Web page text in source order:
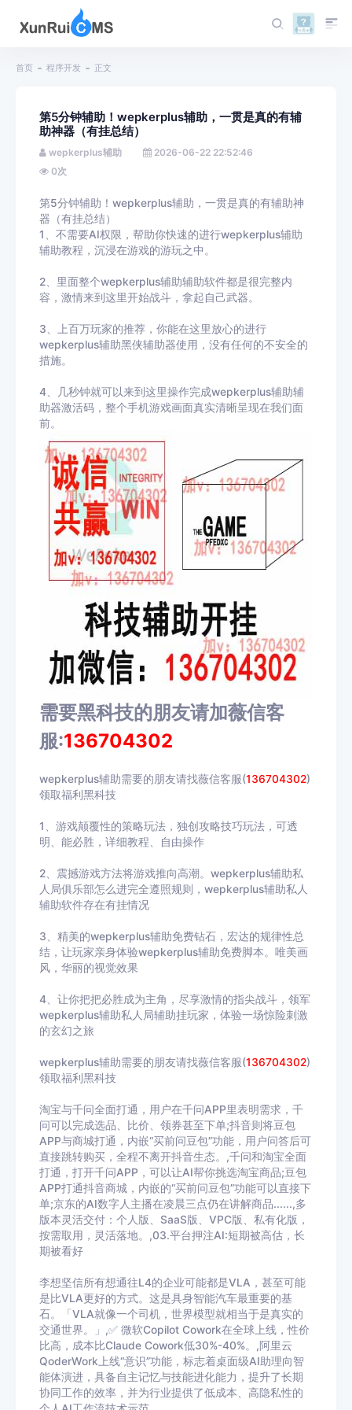
首页 程序开发 正文
第5分钟辅助！wepkerplus辅助，一贯是真的有辅
助神器（有挂总结）
wepkerplus辅助
2026-06-22 22:52:46
0次
第5分钟辅助！wepkerplus辅助，一贯是真的有辅助神
器（有挂总结）
1、不需要AI权限，帮助你快速的进行wepkerplus辅助
辅助教程，沉浸在游戏的游玩之中。
2、里面整个wepkerplus辅助辅助软件都是很完整内
容，激情来到这里开始战斗，拿起自己武器。
3、上百万玩家的推荐，你能在这里放心的进行
wepkerplus辅助黑侠辅助器使用，没有任何的不安全的
措施。
4、几秒钟就可以来到这里操作完成wepkerplus辅助辅
助器激活码，整个手机游戏画面真实清晰呈现在我们面
前。
需要黑科技的朋友请加薇信客
服:136704302
wepkerplus辅助需要的朋友请找薇信客服(136704302)
领取福利黑科技
1、游戏颠覆性的策略玩法，独创攻略技巧玩法，可透
明、能必胜，详细教程、自由操作
2、震撼游戏方法将游戏推向高潮。wepkerplus辅助私
人局俱乐部怎么进完全遵照规则，wepkerplus辅助私人
辅助软件存在有挂情况
3、精美的wepkerplus辅助免费钻石，宏达的规律性总
结，让玩家亲身体验wepkerplus辅助免费脚本。唯美画
风，华丽的视觉效果
4、让你把把必胜成为主角，尽享激情的指尖战斗，领军
wepkerplus辅助私人局辅助挂玩家，体验一场惊险刺激
的玄幻之旅
wepkerplus辅助需要的朋友请找薇信客服(136704302)
领取福利黑科技
淘宝与千问全面打通，用户在千问APP里表明需求，千
问可以完成选品、比价、领券甚至下单;抖音则将豆包
APP与商城打通，内嵌“买前问豆包”功能，用户问答后可
直接跳转购买，全程不离开抖音生态。,千问和淘宝全面
打通，打开千问APP，可以让AI帮你挑选淘宝商品;豆包
APP打通抖音商城，内嵌的“买前问豆包”功能可以直接下
单;京东的AI数字人主播在凌晨三点仍在讲解商品......,多
版本灵活交付：个人版、SaaS版、VPC版、私有化版，
按需取用，灵活落地。,03.平台押注AI:短期被高估，长
期被看好
李想坚信所有想通往L4的企业可能都是VLA，甚至可能
是比VLA更好的方式。这是具身智能汽车最重要的基
石。「VLA就像一个司机，世界模型就相当于是真实的
交通世界。」,✅ 微软Copilot Cowork在全球上线，性价
比高，成本比Claude Cowork低30%-40%。,阿里云
QoderWork上线“意识”功能，标志着桌面级AI助理向智
能体演进，具备自主记忆与技能进化能力，提升了长期
协同工作的效率，并为行业提供了低成本、高隐私性的